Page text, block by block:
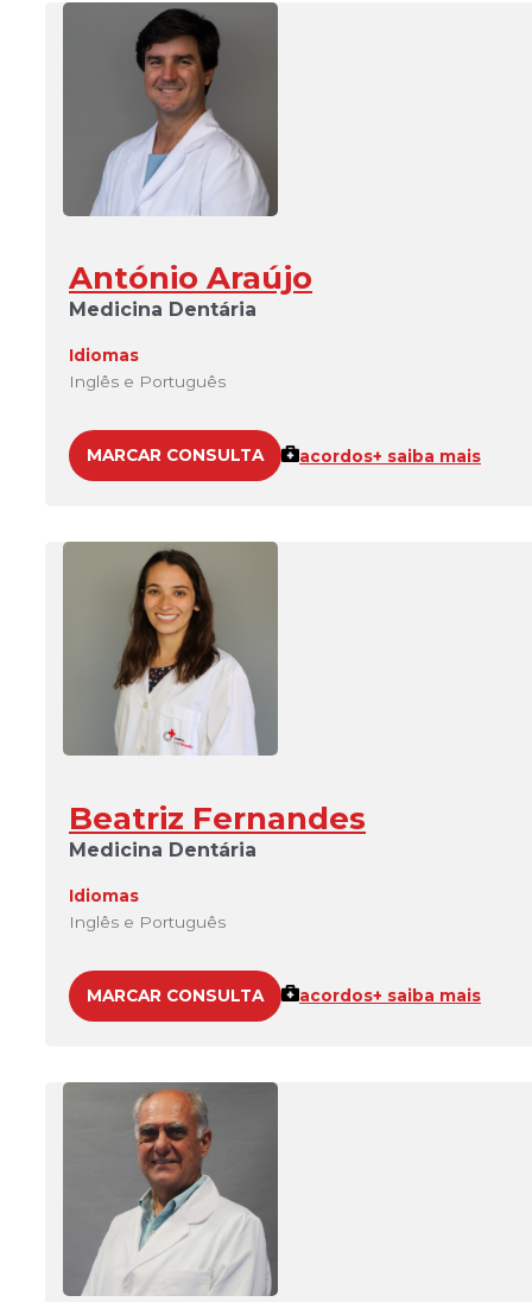
António Araújo
Medicina Dentária
Idiomas
Inglês e Português
MARCAR CONSULTA acordos+ saiba mais
Beatriz Fernandes
Medicina Dentária
Idiomas
Inglês e Português
MARCAR CONSULTA acordos+ saiba mais